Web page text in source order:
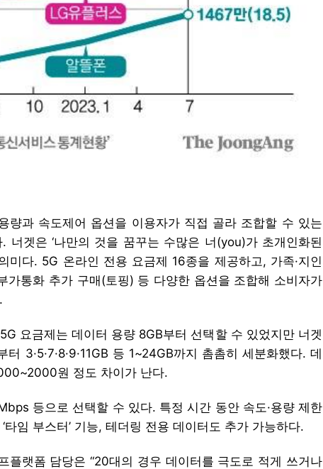
량과 속도제어 옵션을 이용자가 직접 골라 조합할 수 있는
. 너겟은 ‘나만의 것을 꿈꾸는 수많은 너(you)가 초개인화된
미다. 5G 온라인 전용 요금제 16종을 제공하고, 가족·지인
가통화 추가 구매(토핑) 등 다양한 옵션을 조합해 소비자가
요금제는 데이터 용량 8GB부터 선택할 수 있었지만 너겟
3·5·7·8·9·11GB 등 1~24GB까지 촘촘히 세분화했다. 데
원 정도 차이가 난다.
등으로 선택할 수 있다. 특정 시간 동안 속도·용량 제한
타임 부스터’ 기능, 테더링 전용 데이터도 추가 가능하다.
플랫폼 담당은 “20대의 경우 데이터를 극도로 적게 쓰거나